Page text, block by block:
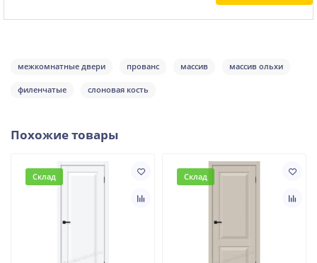
межкомнатные двери прованс массив массив ольхи
филенчатые слоновая кость
Похожие товары
Склад Склад